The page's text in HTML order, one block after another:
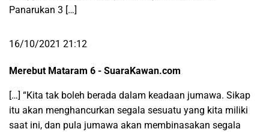
Panarukan 3 […]
16/10/2021 21:12
Merebut Mataram 6 - SuaraKawan.com
[…] “Kita tak boleh berada dalam keadaan jumawa. Sikap
itu akan menghancurkan segala sesuatu yang kita miliki
saat ini, dan pula jumawa akan membinasakan segala